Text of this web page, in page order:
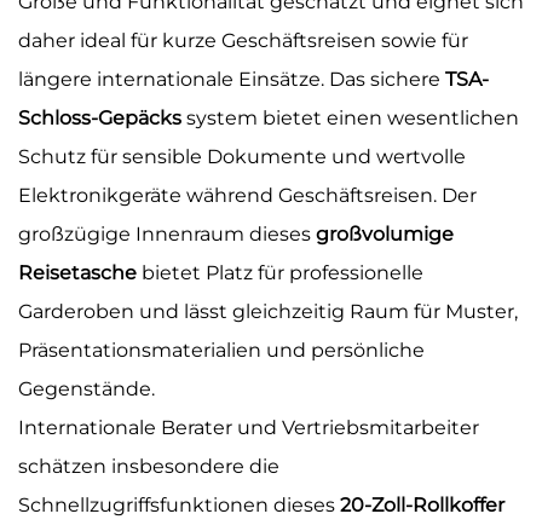
daher ideal für kurze Geschäftsreisen sowie für
längere internationale Einsätze. Das sichere TSA-
Schloss-Gepäcks system bietet einen wesentlichen
Schutz für sensible Dokumente und wertvolle
Elektronikgeräte während Geschäftsreisen. Der
großzügige Innenraum dieses großvolumige
Reisetasche bietet Platz für professionelle
Garderoben und lässt gleichzeitig Raum für Muster,
Präsentationsmaterialien und persönliche
Gegenstände.
Internationale Berater und Vertriebsmitarbeiter
schätzen insbesondere die
Schnellzugriffsfunktionen dieses 20-Zoll-Rollkoffer